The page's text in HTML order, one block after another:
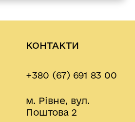
КОНТАКТИ
+380 (67) 691 83 00
м. Рівне, вул.
Поштова 2